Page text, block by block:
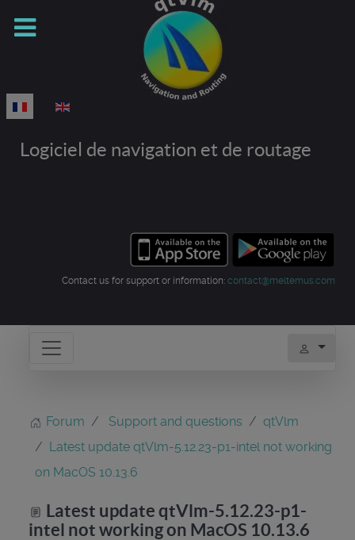
Sélectionnez votre langue
Logiciel de navigation et de routage
Contact us for support or information: contact@meltemus.com
Forum Support and questions
qtVlm
Latest update qtVlm-5.12.23-p1-intel not working
on MacOS 10.13.6
Latest update qtVlm-5.12.23-p1-
intel not working on MacOS 10.13.6